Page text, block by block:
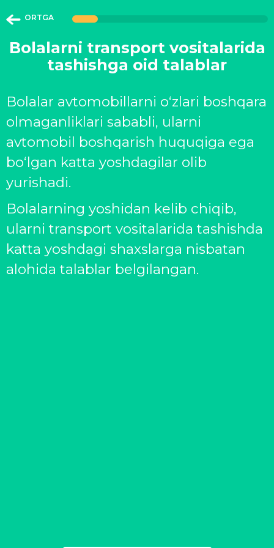
ORTGA
Bolalarni transport vositalarida
tashishga oid talablar
Bolalar avtomobillarni oʻzlari boshqara
olmaganliklari sababli, ularni
avtomobil boshqarish huquqiga ega
boʻlgan katta yoshdagilar olib
yurishadi.
Bolalarning yoshidan kelib chiqib,
ularni transport vositalarida tashishda
katta yoshdagi shaxslarga nisbatan
alohida talablar belgilangan.